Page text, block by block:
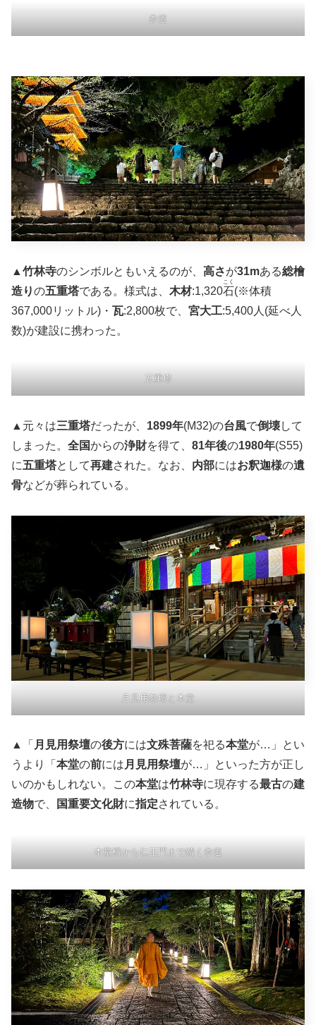
参道
▲ 竹林寺のシンボルともいえるのが、 高さが31mある総檜
造りの五重塔である。様式は、 木材:1,320石
こく
(※体積
367,000リットル)・ 瓦:2,800枚で、 宮大工:5,400人(延べ人
数)が建設に携わった。
五重塔
▲元々は三重塔だったが、 1899年(M32)の台風で倒壊して
しまった。 全国からの浄財を得て、 81年後の1980年(S55)
に五重塔として再建された。なお、 内部にはお釈迦様の遺
骨などが葬られている。
月見用祭壇と本堂
▲「 月見用祭壇の後方には文殊菩薩を祀る本堂が…」とい
うより「 本堂の前には 月見用祭壇が…」といった方が正し
いのかもしれない。この本堂は竹林寺に現存する最古の建
造物で、 国重要文化財に指定されている。
本堂横から仁王門まで続く参道